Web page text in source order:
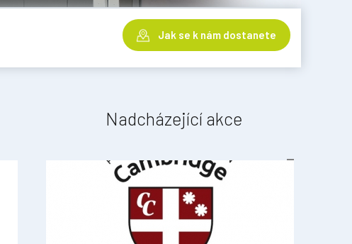
Jak se k nám dostanete
Nadcházející akce